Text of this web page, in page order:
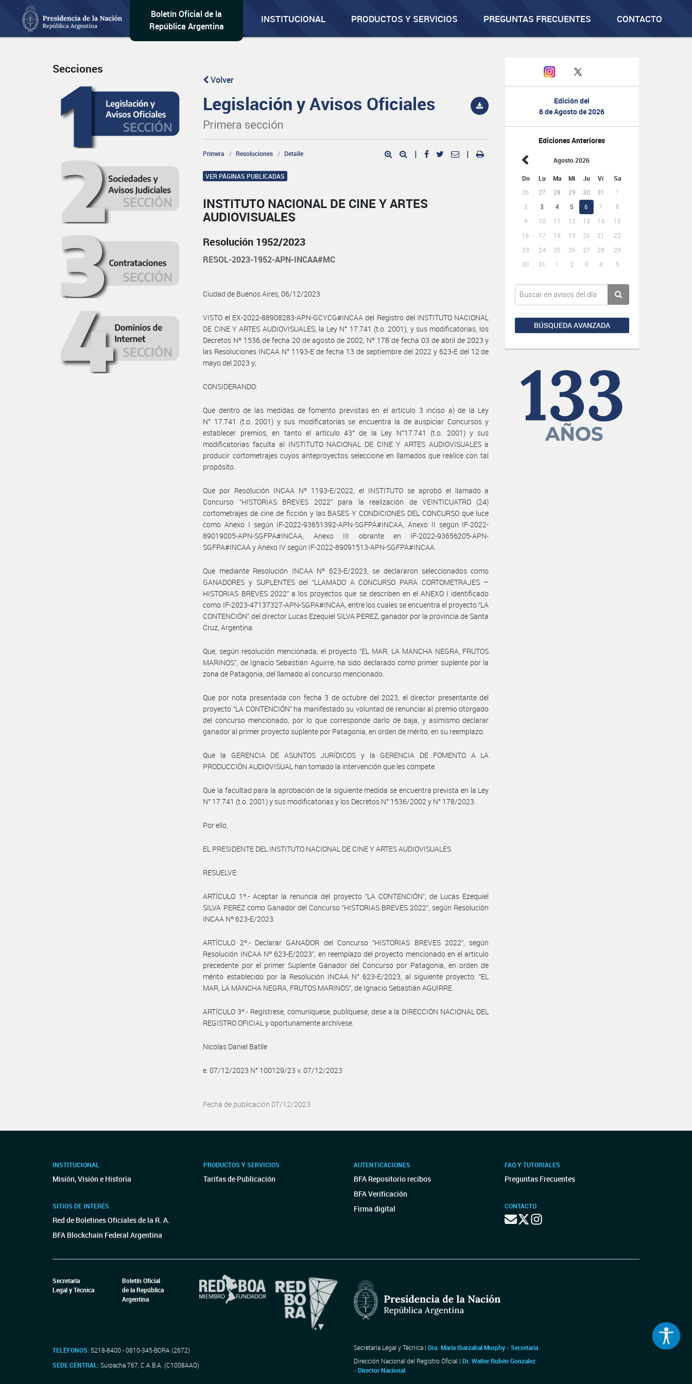
Boletín Oficial de la
República Argentina
INSTITUCIONAL PRODUCTOS Y SERVICIOS PREGUNTAS FRECUENTES CONTACTO
Edición del
6 de Agosto de 2026
Ediciones Anteriores
Agosto 2026
Do Lu Ma Mi Ju Vi Sa
26 27 28 29 30 31
1
2
3 4 5 6 7
8
9
10 11 12 13 14
15
16
17 18 19 20 21
22
23
24 25 26 27 28
29
30
31 1 2 3 4 5
BÚSQUEDA AVANZADA
Secciones
Volver
Legislación y Avisos Oficiales
Primera sección
Primera Resoluciones Detalle | |
VER PÁGINAS PUBLICADAS
INSTITUTO NACIONAL DE CINE Y ARTES
AUDIOVISUALES
Resolución 1952/2023
RESOL-2023-1952-APN-INCAA#MC
Ciudad de Buenos Aires, 06/12/2023
VISTO el EX-2022-88908283-APN-GCYCG#INCAA del Registro del INSTITUTO NACIONAL
DE CINE Y ARTES AUDIOVISUALES, la Ley N° 17.741 (t.o. 2001), y sus modificatorias, los
Decretos Nº 1536 de fecha 20 de agosto de 2002, Nº 178 de fecha 03 de abril de 2023 y
las Resoluciones INCAA N° 1193-E de fecha 13 de septiembre del 2022 y 623-E del 12 de
mayo del 2023 y;
CONSIDERANDO:
Que dentro de las medidas de fomento previstas en el artículo 3 inciso a) de la Ley
N° 17.741 (t.o. 2001) y sus modificatorias se encuentra la de auspiciar Concursos y
establecer premios, en tanto el artículo 43° de la Ley N°17.741 (t.o. 2001) y sus
modificatorias faculta al INSTITUTO NACIONAL DE CINE Y ARTES AUDIOVISUALES a
producir cortometrajes cuyos anteproyectos seleccione en llamados que realice con tal
propósito.
Que por Resolución INCAA Nº 1193-E/2022, el INSTITUTO se aprobó el llamado a
Concurso “HISTORIAS BREVES 2022” para la realización de VEINTICUATRO (24)
cortometrajes de cine de ficción y las BASES Y CONDICIONES DEL CONCURSO que luce
como Anexo I según IF-2022-93651392-APN-SGFPA#INCAA, Anexo II según IF-2022-
89019005-APN-SGFPA#INCAA, Anexo III obrante en IF-2022-93656205-APN-
SGFPA#INCAA y Anexo IV según IF-2022-89091513-APN-SGFPA#INCAA.
Que mediante Resolución INCAA Nº 623-E/2023, se declararon seleccionados como
GANADORES y SUPLENTES del “LLAMADO A CONCURSO PARA CORTOMETRAJES –
HISTORIAS BREVES 2022” a los proyectos que se describen en el ANEXO I identificado
como IF-2023-47137327-APN-SGPA#INCAA, entre los cuales se encuentra el proyecto “LA
CONTENCIÓN” del director Lucas Ezequiel SILVA PEREZ, ganador por la provincia de Santa
Cruz, Argentina.
Que, según resolución mencionada, el proyecto “EL MAR, LA MANCHA NEGRA, FRUTOS
MARINOS”, de Ignacio Sebastián Aguirre, ha sido declarado como primer suplente por la
zona de Patagonia, del llamado al concurso mencionado.
Que por nota presentada con fecha 3 de octubre del 2023, el director presentante del
proyecto “LA CONTENCIÓN” ha manifestado su voluntad de renunciar al premio otorgado
del concurso mencionado, por lo que corresponde darlo de baja, y asimismo declarar
ganador al primer proyecto suplente por Patagonia, en orden de mérito, en su reemplazo.
Que la GERENCIA DE ASUNTOS JURÍDICOS y la GERENCIA DE FOMENTO A LA
PRODUCCIÓN AUDIOVISUAL han tomado la intervención que les compete.
Que la facultad para la aprobación de la siguiente medida se encuentra prevista en la Ley
N° 17.741 (t.o. 2001) y sus modificatorias y los Decretos N° 1536/2002 y N° 178/2023.
Por ello,
EL PRESIDENTE DEL INSTITUTO NACIONAL DE CINE Y ARTES AUDIOVISUALES
RESUELVE:
ARTÍCULO 1º.- Aceptar la renuncia del proyecto “LA CONTENCIÓN”, de Lucas Ezequiel
SILVA PEREZ como Ganador del Concurso “HISTORIAS BREVES 2022”, según Resolución
INCAA Nº 623-E/2023.
ARTÍCULO 2º.- Declarar GANADOR del Concurso “HISTORIAS BREVES 2022”, según
Resolución INCAA Nº 623-E/2023”, en reemplazo del proyecto mencionado en el artículo
precedente por el primer Suplente Ganador del Concurso por Patagonia, en orden de
mérito establecido por la Resolución INCAA N° 623-E/2023, al siguiente proyecto: “EL
MAR, LA MANCHA NEGRA, FRUTOS MARINOS”, de Ignacio Sebastián AGUIRRE.
ARTÍCULO 3º.- Regístrese, comuníquese, publíquese, dese a la DIRECCIÓN NACIONAL DEL
REGISTRO OFICIAL y oportunamente archívese.
Nicolas Daniel Batlle
e. 07/12/2023 N° 100129/23 v. 07/12/2023
Fecha de publicación 07/12/2023
INSTITUCIONAL
Misión, Visión e Historia
SITIOS DE INTERÉS
Red de Boletines Oficiales de la R. A.
BFA Blockchain Federal Argentina
PRODUCTOS Y SERVICIOS
Tarifas de Publicación
AUTENTICACIONES
BFA Repositorio recibos
BFA Verificación
Firma digital
FAQ Y TUTORIALES
Preguntas Frecuentes
CONTACTO
Secretaría
Legal y Técnica
Boletín Oficial
de la República
Argentina
TELÉFONOS: 5218-8400 - 0810-345-BORA (2672)
SEDE CENTRAL:Suipacha 767, C.A.B.A. (C1008AAO)
Secretaría Legal y Técnica | Dra. María Ibarzabal Murphy - Secretaria
Dirección Nacional del Registro Oficial | Dr. Walter Rubén Gonzalez
- Director Nacional